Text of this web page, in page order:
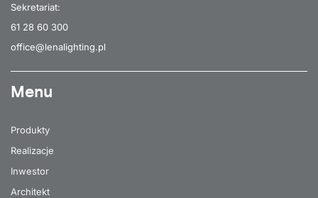
Sekretariat:
61 28 60 300
office@lenalighting.pl
Menu
Produkty
Realizacje
Inwestor
Architekt